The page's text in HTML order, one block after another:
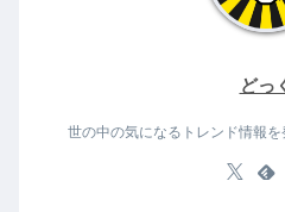
どっ
世の中の気になるトレンド情報を